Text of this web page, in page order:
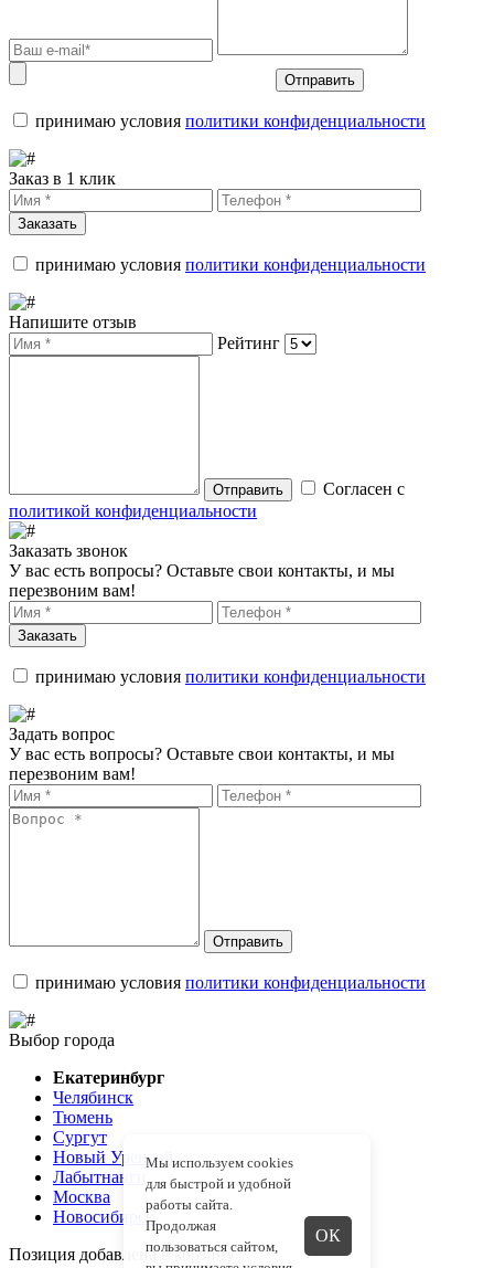
Отправить
принимаю условия политики конфиденциальности
Заказ в 1 клик
Заказать
принимаю условия политики конфиденциальности
Напишите отзыв
Рейтинг
Отправить
Согласен с
политикой конфиденциальности
Заказать звонок
У вас есть вопросы? Оставьте свои контакты, и мы
перезвоним вам!
Заказать
принимаю условия политики конфиденциальности
Задать вопрос
У вас есть вопросы? Оставьте свои контакты, и мы
перезвоним вам!
Отправить
принимаю условия политики конфиденциальности
Выбор города
Екатеринбург
Челябинск
Тюмень
Сургут
Новый Уренгой
Лабытнанги
Москва
Новосибирск
Позиция добавлена в корзину
Мы используем cookies
для быстрой и удобной
работы сайта.
Продолжая
пользоваться сайтом,
ОК